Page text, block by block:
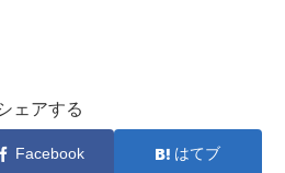
ェアする
Facebook はてブ